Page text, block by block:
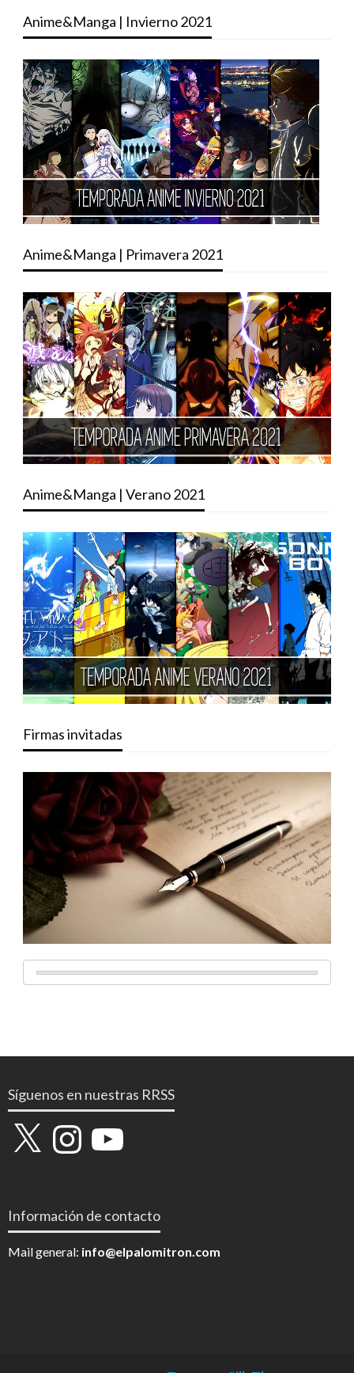
Anime&Manga | Invierno 2021
Anime&Manga | Primavera 2021
Anime&Manga | Verano 2021
Firmas invitadas
Síguenos en nuestras RRSS
X InstagramYouTube
Información de contacto
Mail general: info@elpalomitron.com